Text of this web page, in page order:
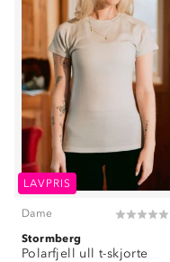
LAVPRIS
Dame
Stormberg
Polarfjell ull t-skjorte